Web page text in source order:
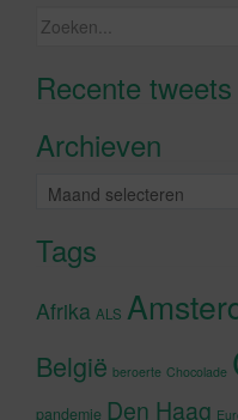
Zoeken
Recente tweets
Klik om
Archieven
Archieven
Tags
Afrika ALS
België beroerte Chocolade
pandemie Den Haag